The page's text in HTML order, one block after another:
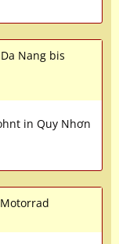
Nang bis
in Quy Nhơn